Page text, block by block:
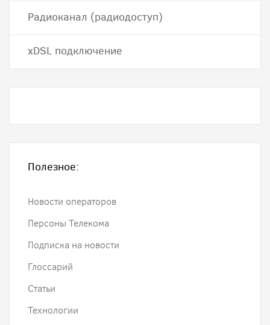
Радиоканал (радиодоступ)
хDSL подключение
Полезное:
Новости операторов
Персоны Телекома
Подписка на новости
Глоссарий
Статьи
Технологии